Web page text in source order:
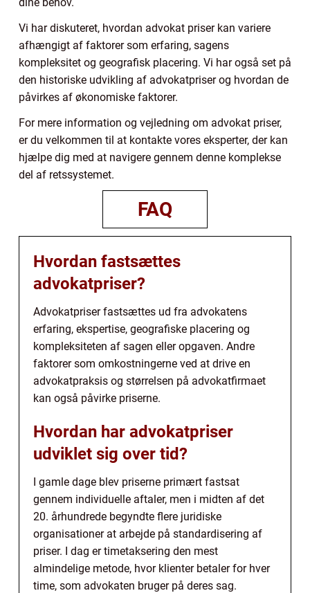
Vi har diskuteret, hvordan advokat priser kan variere
afhængigt af faktorer som erfaring, sagens
kompleksitet og geografisk placering. Vi har også set på
den historiske udvikling af advokatpriser og hvordan de
påvirkes af økonomiske faktorer.
For mere information og vejledning om advokat priser,
er du velkommen til at kontakte vores eksperter, der kan
hjælpe dig med at navigere gennem denne komplekse
del af retssystemet.
FAQ
Hvordan fastsættes
advokatpriser?
Advokatpriser fastsættes ud fra advokatens
erfaring, ekspertise, geografiske placering og
kompleksiteten af sagen eller opgaven. Andre
faktorer som omkostningerne ved at drive en
advokatpraksis og størrelsen på advokatfirmaet
kan også påvirke priserne.
Hvordan har advokatpriser
udviklet sig over tid?
I gamle dage blev priserne primært fastsat
gennem individuelle aftaler, men i midten af det
20. århundrede begyndte flere juridiske
organisationer at arbejde på standardisering af
priser. I dag er timetaksering den mest
almindelige metode, hvor klienter betaler for hver
time, som advokaten bruger på deres sag.